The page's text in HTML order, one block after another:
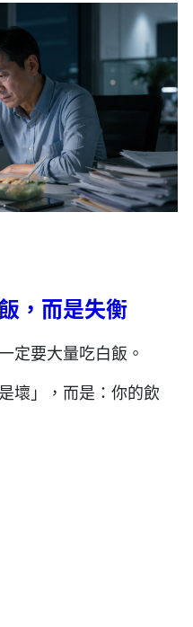
，而是失衡
定要大量吃白飯。
壞」，而是：你的飲